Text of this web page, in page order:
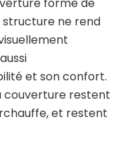
forme de
ne rend
et son confort.
couverture restent
et restent